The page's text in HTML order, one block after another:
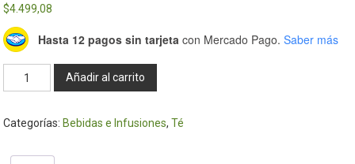
$4.499,08
Hasta 12 pagos sin tarjeta con Mercado Pago. Saber más
"Moringa"
Añadir al carrito
Categorías: Bebidas e Infusiones,Té